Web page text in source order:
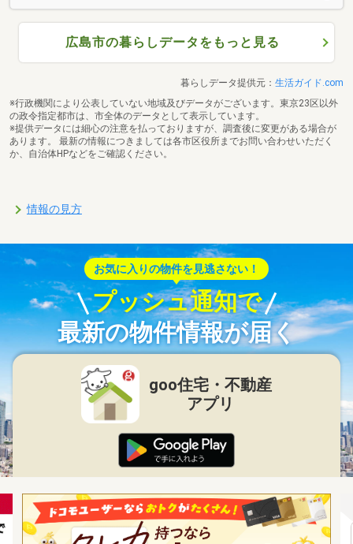
広島市の暮らしデータをもっと見る
暮らしデータ提供元： 生活ガイド.com
※行政機関により公表していない地域及びデータがございます。東京23区以外
の政令指定都市は、市全体のデータとして表示しています。
※提供データには細心の注意を払っておりますが、調査後に変更がある場合が
あります。 最新の情報につきましては各市区役所までお問い合わせいただく
か、自治体HPなどをご確認ください。
情報の見方
お気に入りの物件を見逃さない！
プッシュ通知で
最新の物件情報が届く
goo住宅・不動産
アプリ